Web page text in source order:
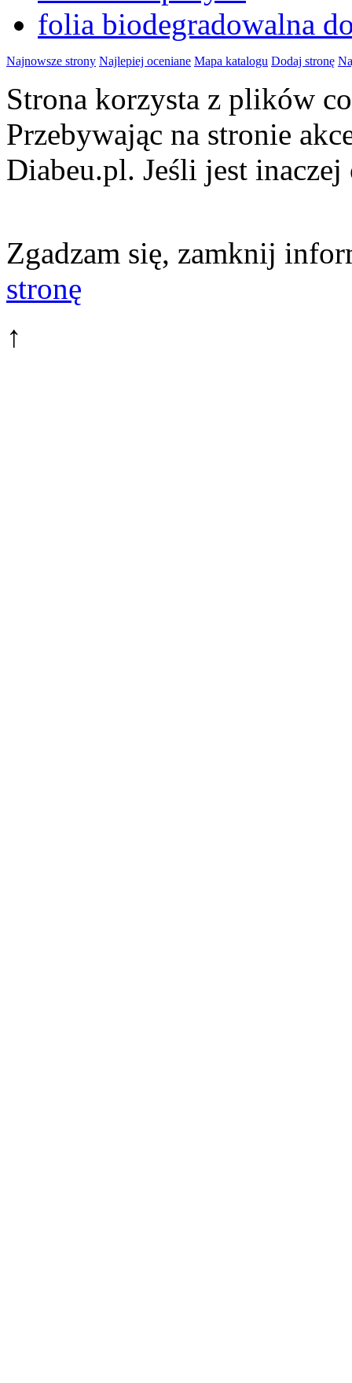
folia biodegradowalna
Najnowsze strony Najlepiej oceniane Mapa katalogu Dodaj stronę
Strona korzysta z plików
Przebywając na stronie
Diabeu.pl. Jeśli jest inaczej
Zgadzam się, zamknij
stronę
↑